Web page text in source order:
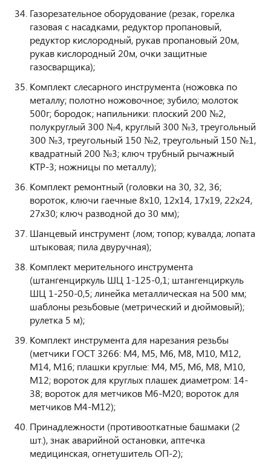
Газорезательное оборудование (резак, горелка
газовая с насадками, редуктор пропановый,
редуктор кислородный, рукав пропановый 20м,
рукав кислородный 20м, очки защитные
газосварщика);
Комплект слесарного инструмента (ножовка по
металлу; полотно ножовочное; зубило; молоток
500г; бородок; напильники: плоский 200 №2,
полукруглый 300 №4, круглый 300 №3, треугольный
300 №3, треугольный 150 №2, треугольный 150 №1,
квадратный 200 №3; ключ трубный рычажный
КТР-3; ножницы по металлу);
Комплект ремонтный (головки на 30, 32, 36;
вороток, ключи гаечные 8х10, 12х14, 17х19, 22х24,
27х30; ключ разводной до 30 мм);
Шанцевый инструмент (лом; топор; кувалда; лопата
штыковая; пила двуручная);
Комплект мерительного инструмента
(штангенциркуль ШЦ 1-125-0,1; штангенциркуль
ШЦ 1-250-0,5; линейка металлическая на 500 мм;
шаблоны резьбовые (метрический и дюймовый);
рулетка 5 м);
Комплект инструмента для нарезания резьбы
(метчики ГОСТ 3266: М4, М5, М6, М8, М10, М12,
М14, М16; плашки круглые: М4, М5, М6, М8, М10,
М12; вороток для круглых плашек диаметром: 14-
38; вороток для метчиков М6-М20; вороток для
метчиков М4-М12);
Принадлежности (противооткатные башмаки (2
шт.), знак аварийной остановки, аптечка
медицинская, огнетушитель ОП-2);